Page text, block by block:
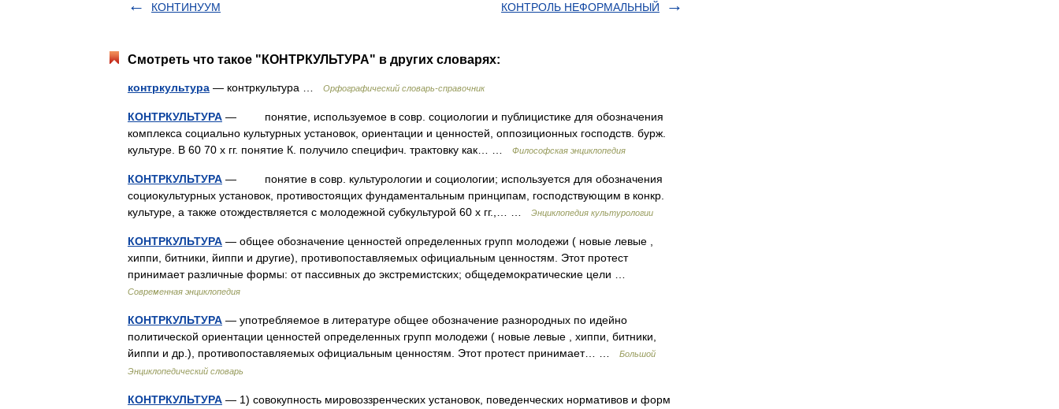
КОНТИНУУМ КОНТРОЛЬ НЕФОРМАЛЬНЫЙ
Смотреть что такое "КОНТРКУЛЬТУРА" в других словарях:
контркультура — контркультура … Орфографический словарь-справочник
КОНТРКУЛЬТУРА — понятие, используемое в совр. социологии и публицистике для обозначения
комплекса социально культурных установок, ориентации и ценностей, оппозиционных господств. бурж.
культуре. В 60 70 х гг. понятие К. получило специфич. трактовку как… …
Философская энциклопедия
КОНТРКУЛЬТУРА — понятие в совр. культурологии и социологии; используется для обозначения
социокультурных установок, противостоящих фундаментальным принципам, господствующим в конкр.
культуре, а также отождествляется с молодежной субкультурой 60 х гг.,… …
Энциклопедия культурологии
КОНТРКУЛЬТУРА — общее обозначение ценностей определенных групп молодежи ( новые левые ,
хиппи, битники, йиппи и другие), противопоставляемых официальным ценностям. Этот протест
принимает различные формы: от пассивных до экстремистских; общедемократические цели …
Современная энциклопедия
КОНТРКУЛЬТУРА — употребляемое в литературе общее обозначение разнородных по идейно
политической ориентации ценностей определенных групп молодежи ( новые левые , хиппи, битники,
йиппи и др.), противопоставляемых официальным ценностям. Этот протест принимает… …
Большой
Энциклопедический словарь
КОНТРКУЛЬТУРА — 1) совокупность мировоззренческих установок, поведенческих нормативов и форм